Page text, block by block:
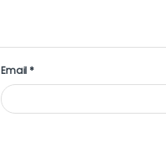
Email*